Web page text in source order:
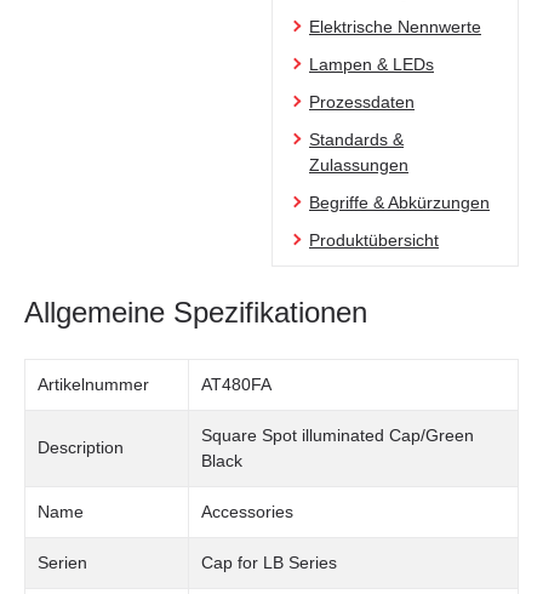
Elektrische Nennwerte
Lampen & LEDs
Prozessdaten
Standards &
Zulassungen
Begriffe & Abkürzungen
Produktübersicht
Allgemeine Spezifikationen
Artikelnummer AT480FA
Description
Square Spot illuminated Cap/Green
Black
Name Accessories
Serien Cap for LB Series